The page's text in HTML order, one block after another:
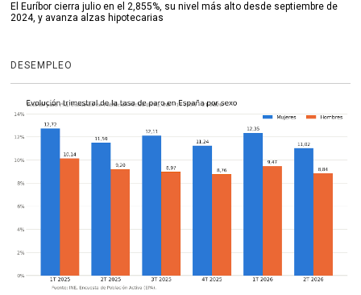
El Euríbor cierra julio en el 2,855%, su nivel más alto desde septiembre de
2024, y avanza alzas hipotecarias
DESEMPLEO